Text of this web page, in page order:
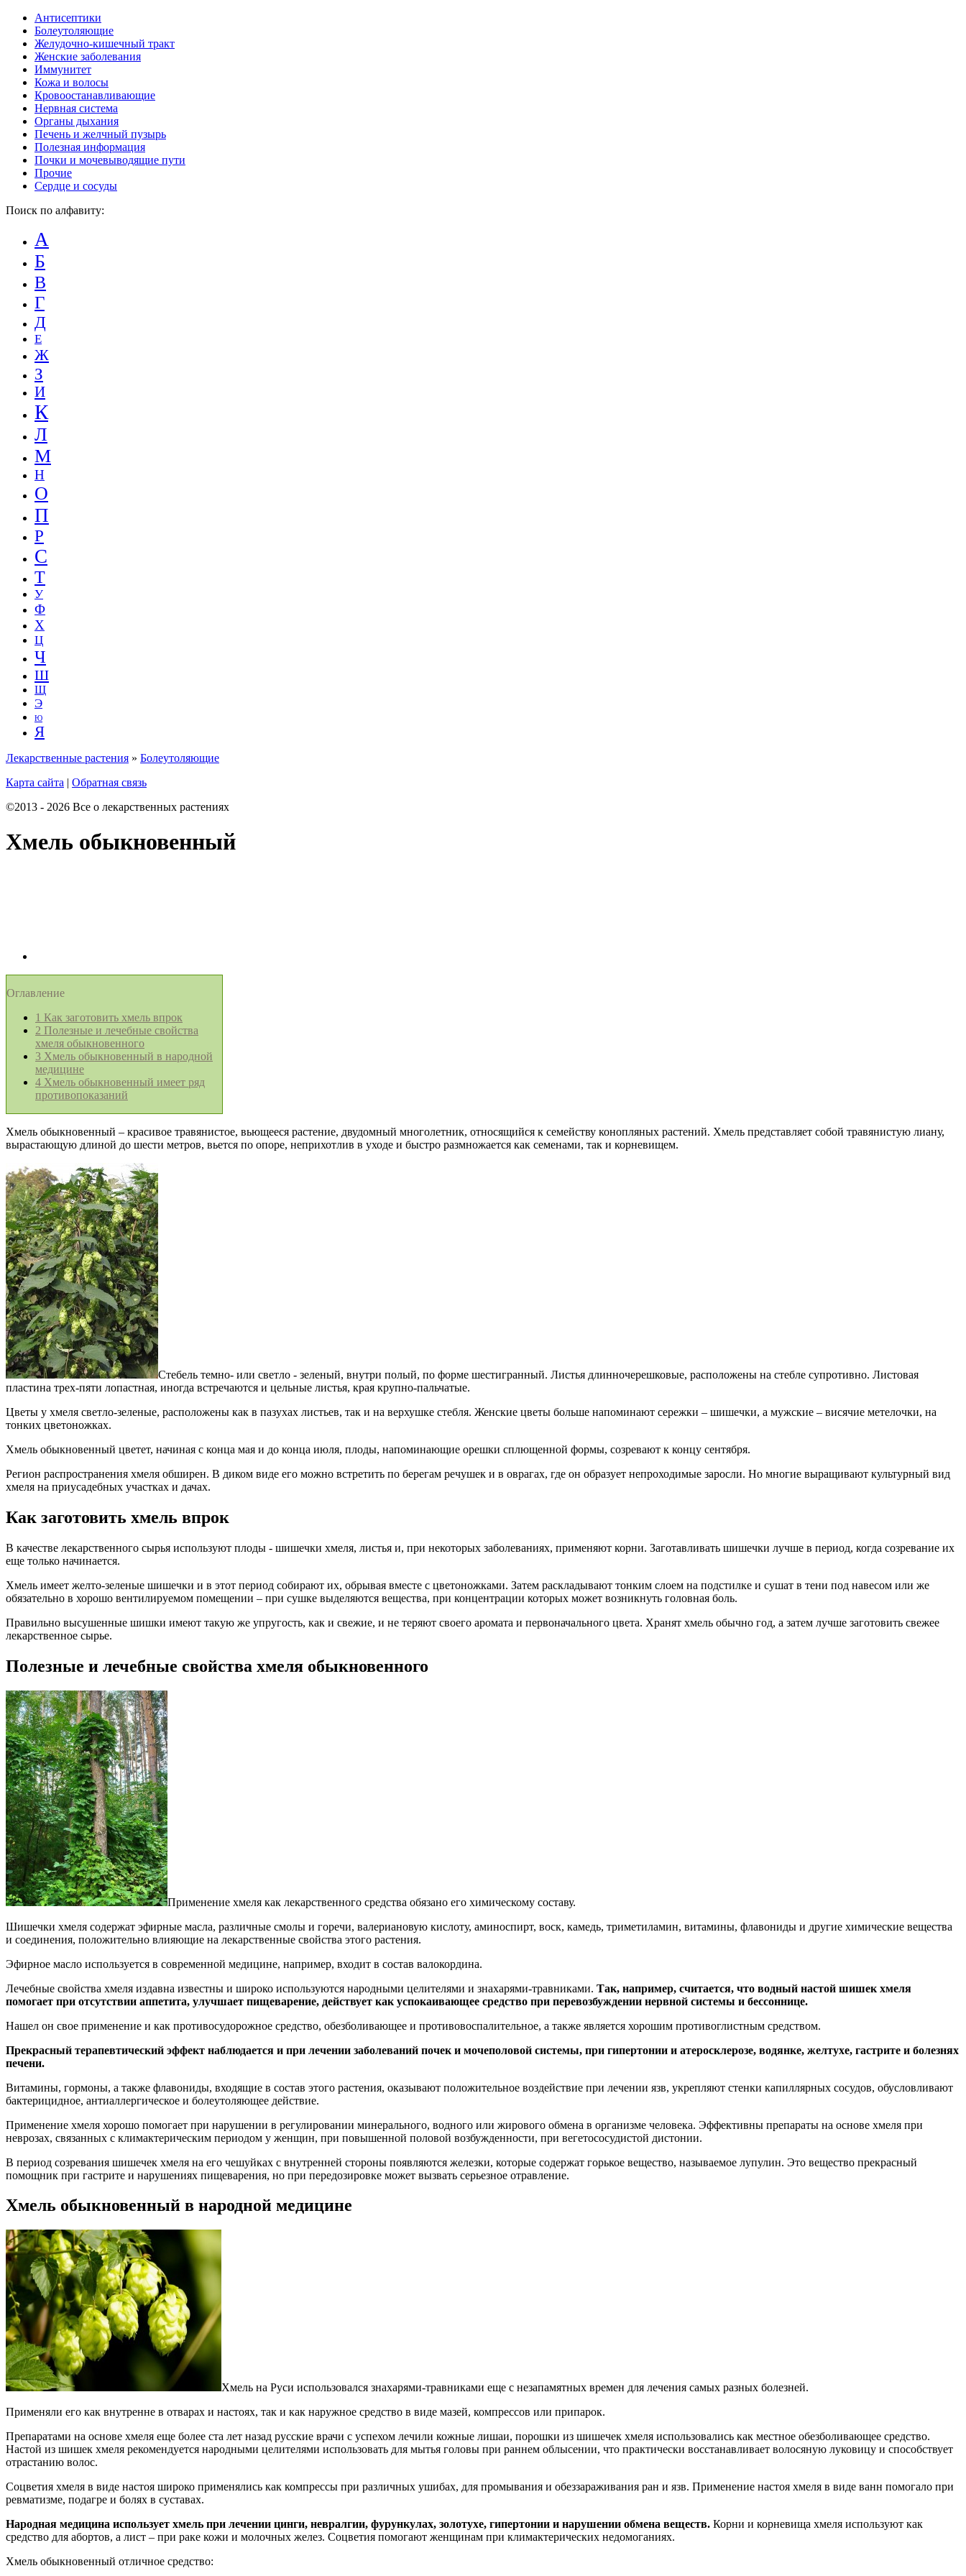
Антисептики
Болеутоляющие
Желудочно-кишечный тракт
Женские заболевания
Иммунитет
Кожа и волосы
Кровоостанавливающие
Нервная система
Органы дыхания
Печень и желчный пузырь
Полезная информация
Почки и мочевыводящие пути
Прочие
Сердце и сосуды
Поиск по алфавиту:
А
Б
В
Г
Д
Е
Ж
З
И
К
Л
М
Н
О
П
Р
С
Т
У
Ф
Х
Ц
Ч
Ш
Щ
Э
Ю
Я
Лекарственные растения » Болеутоляющие
Карта сайта | Обратная связь
©2013 - 2026 Все о лекарственных растениях
Хмель обыкновенный
Оглавление
1 Как заготовить хмель впрок
2 Полезные и лечебные свойства
хмеля обыкновенного
3 Хмель обыкновенный в народной
медицине
4 Хмель обыкновенный имеет ряд
противопоказаний
Хмель обыкновенный – красивое травянистое, вьющееся растение, двудомный многолетник, относящийся к семейству конопляных растений. Хмель представляет собой травянистую лиану,
вырастающую длиной до шести метров, вьется по опоре, неприхотлив в уходе и быстро размножается как семенами, так и корневищем.
Стебель темно- или светло - зеленый, внутри полый, по форме шестигранный. Листья длинночерешковые, расположены на стебле супротивно. Листовая
пластина трех-пяти лопастная, иногда встречаются и цельные листья, края крупно-пальчатые.
Цветы у хмеля светло-зеленые, расположены как в пазухах листьев, так и на верхушке стебля. Женские цветы больше напоминают сережки – шишечки, а мужские – висячие метелочки, на
тонких цветоножках.
Хмель обыкновенный цветет, начиная с конца мая и до конца июля, плоды, напоминающие орешки сплющенной формы, созревают к концу сентября.
Регион распространения хмеля обширен. В диком виде его можно встретить по берегам речушек и в оврагах, где он образует непроходимые заросли. Но многие выращивают культурный вид
хмеля на приусадебных участках и дачах.
Как заготовить хмель впрок
В качестве лекарственного сырья используют плоды - шишечки хмеля, листья и, при некоторых заболеваниях, применяют корни. Заготавливать шишечки лучше в период, когда созревание их
еще только начинается.
Хмель имеет желто-зеленые шишечки и в этот период собирают их, обрывая вместе с цветоножками. Затем раскладывают тонким слоем на подстилке и сушат в тени под навесом или же
обязательно в хорошо вентилируемом помещении – при сушке выделяются вещества, при концентрации которых может возникнуть головная боль.
Правильно высушенные шишки имеют такую же упругость, как и свежие, и не теряют своего аромата и первоначального цвета. Хранят хмель обычно год, а затем лучше заготовить свежее
лекарственное сырье.
Полезные и лечебные свойства хмеля обыкновенного
Применение хмеля как лекарственного средства обязано его химическому составу.
Шишечки хмеля содержат эфирные масла, различные смолы и горечи, валериановую кислоту, аминоспирт, воск, камедь, триметиламин, витамины, флавониды и другие химические вещества
и соединения, положительно влияющие на лекарственные свойства этого растения.
Эфирное масло используется в современной медицине, например, входит в состав валокордина.
Лечебные свойства хмеля издавна известны и широко используются народными целителями и знахарями-травниками. Так, например, считается, что водный настой шишек хмеля
помогает при отсутствии аппетита, улучшает пищеварение, действует как успокаивающее средство при перевозбуждении нервной системы и бессоннице.
Нашел он свое применение и как противосудорожное средство, обезболивающее и противовоспалительное, а также является хорошим противоглистным средством.
Прекрасный терапевтический эффект наблюдается и при лечении заболеваний почек и мочеполовой системы, при гипертонии и атеросклерозе, водянке, желтухе, гастрите и болезнях
печени.
Витамины, гормоны, а также флавониды, входящие в состав этого растения, оказывают положительное воздействие при лечении язв, укрепляют стенки капиллярных сосудов, обусловливают
бактерицидное, антиаллергическое и болеутоляющее действие.
Применение хмеля хорошо помогает при нарушении в регулировании минерального, водного или жирового обмена в организме человека. Эффективны препараты на основе хмеля при
неврозах, связанных с климактерическим периодом у женщин, при повышенной половой возбужденности, при вегетососудистой дистонии.
В период созревания шишечек хмеля на его чешуйках с внутренней стороны появляются железки, которые содержат горькое вещество, называемое лупулин. Это вещество прекрасный
помощник при гастрите и нарушениях пищеварения, но при передозировке может вызвать серьезное отравление.
Хмель обыкновенный в народной медицине
Хмель на Руси использовался знахарями-травниками еще с незапамятных времен для лечения самых разных болезней.
Применяли его как внутренне в отварах и настоях, так и как наружное средство в виде мазей, компрессов или припарок.
Препаратами на основе хмеля еще более ста лет назад русские врачи с успехом лечили кожные лишаи, порошки из шишечек хмеля использовались как местное обезболивающее средство.
Настой из шишек хмеля рекомендуется народными целителями использовать для мытья головы при раннем облысении, что практически восстанавливает волосяную луковицу и способствует
отрастанию волос.
Соцветия хмеля в виде настоя широко применялись как компрессы при различных ушибах, для промывания и обеззараживания ран и язв. Применение настоя хмеля в виде ванн помогало при
ревматизме, подагре и болях в суставах.
Народная медицина использует хмель при лечении цинги, невралгии, фурункулах, золотухе, гипертонии и нарушении обмена веществ. Корни и корневища хмеля используют как
средство для абортов, а лист – при раке кожи и молочных желез. Соцветия помогают женщинам при климактерических недомоганиях.
Хмель обыкновенный отличное средство: